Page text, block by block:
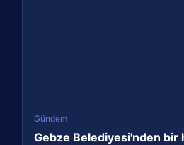
Gündem
Gebze Belediyesi'nden bir